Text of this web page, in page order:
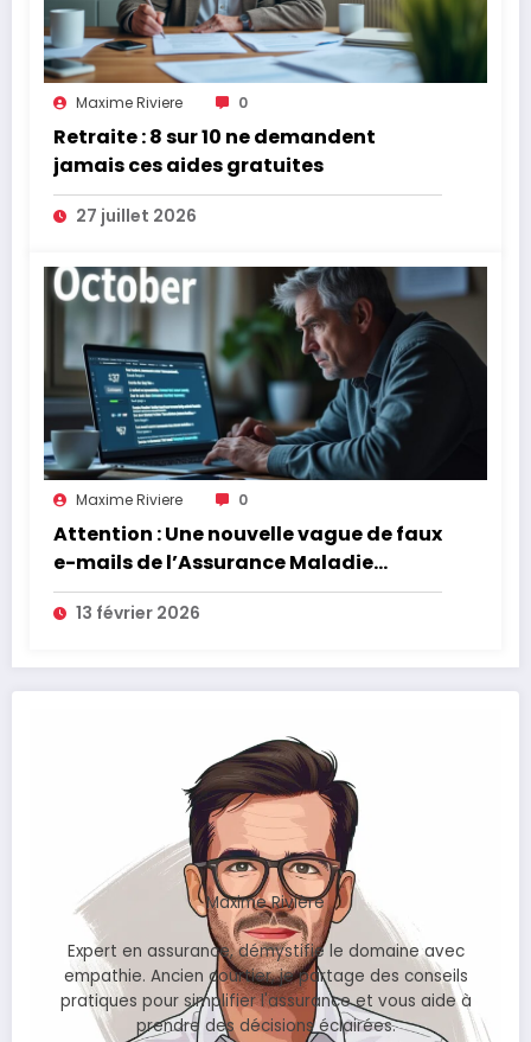
Maxime Riviere 0
Retraite : 8 sur 10 ne demandent
jamais ces aides gratuites
27 juillet 2026
Maxime Riviere 0
Attention : Une nouvelle vague de faux
e-mails de l’Assurance Maladie
menace la couverture de vos frais de
santé
13 février 2026
Maxime Rivière
Expert en assurance, démystifie le domaine avec
empathie. Ancien courtier, je partage des conseils
pratiques pour simplifier l'assurance et vous aide à
prendre des décisions éclairées.